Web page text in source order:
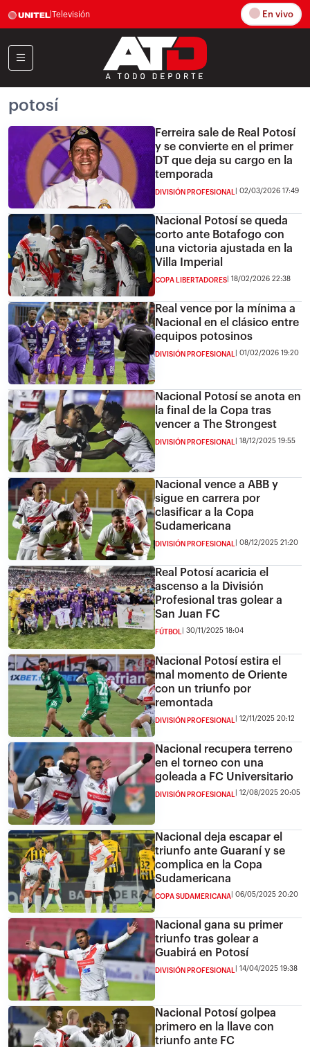
Televisión En vivo
potosí
Ferreira sale de Real Potosí
y se convierte en el primer
DT que deja su cargo en la
temporada
DIVISIÓN PROFESIONAL 02/03/2026 17:49
Nacional Potosí se queda
corto ante Botafogo con
una victoria ajustada en la
Villa Imperial
COPA LIBERTADORES 18/02/2026 22:38
Real vence por la mínima a
Nacional en el clásico entre
equipos potosinos
DIVISIÓN PROFESIONAL 01/02/2026 19:20
Nacional Potosí se anota en
la final de la Copa tras
vencer a The Strongest
DIVISIÓN PROFESIONAL 18/12/2025 19:55
Nacional vence a ABB y
sigue en carrera por
clasificar a la Copa
Sudamericana
DIVISIÓN PROFESIONAL 08/12/2025 21:20
Real Potosí acaricia el
ascenso a la División
Profesional tras golear a
San Juan FC
FÚTBOL 30/11/2025 18:04
Nacional Potosí estira el
mal momento de Oriente
con un triunfo por
remontada
DIVISIÓN PROFESIONAL 12/11/2025 20:12
Nacional recupera terreno
en el torneo con una
goleada a FC Universitario
DIVISIÓN PROFESIONAL 12/08/2025 20:05
Nacional deja escapar el
triunfo ante Guaraní y se
complica en la Copa
Sudamericana
COPA SUDAMERICANA 06/05/2025 20:20
Nacional gana su primer
triunfo tras golear a
Guabirá en Potosí
DIVISIÓN PROFESIONAL 14/04/2025 19:38
Nacional Potosí golpea
primero en la llave con
triunfo ante FC